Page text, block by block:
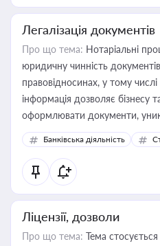
Легалізація документів
Про що тема: Нотаріальні
юридичну чинність
правовідносинах, у тому
інформація дозволяє бізнесу
оформлювати документи,
забезпечувати їх належне
контрагентами
Банківська діяльність
Ліцензії, дозволи
Про що тема: Тема